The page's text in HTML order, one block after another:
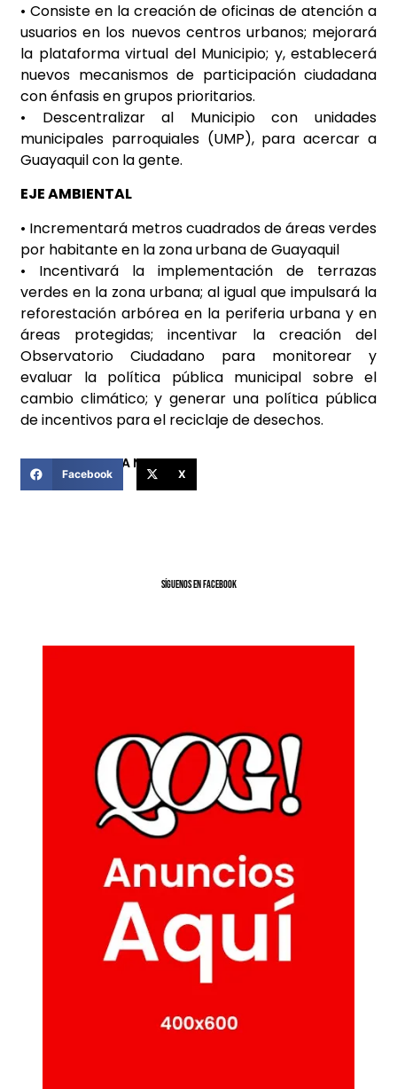
• Consiste en la creación de oficinas de atención a
usuarios en los nuevos centros urbanos; mejorará
la plataforma virtual del Municipio; y, establecerá
nuevos mecanismos de participación ciudadana
con énfasis en grupos prioritarios.
• Descentralizar al Municipio con unidades
municipales parroquiales (UMP), para acercar a
Guayaquil con la gente.
EJE AMBIENTAL
• Incrementará metros cuadrados de áreas verdes
por habitante en la zona urbana de Guayaquil
• Incentivará la implementación de terrazas
verdes en la zona urbana; al igual que impulsará la
reforestación arbórea en la periferia urbana y en
áreas protegidas; incentivar la creación del
Observatorio Ciudadano para monitorear y
evaluar la política pública municipal sobre el
cambio climático; y generar una política pública
de incentivos para el reciclaje de desechos.
COMPARTIR ESTA NOTICIA
Facebook X
SíGUENOS EN FACEBOOK